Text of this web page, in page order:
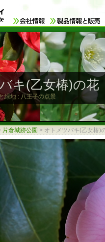
キ(乙女椿)の花
緑地 : 八王子の点景
片倉城跡公園 > オトメツバキ(乙女椿)